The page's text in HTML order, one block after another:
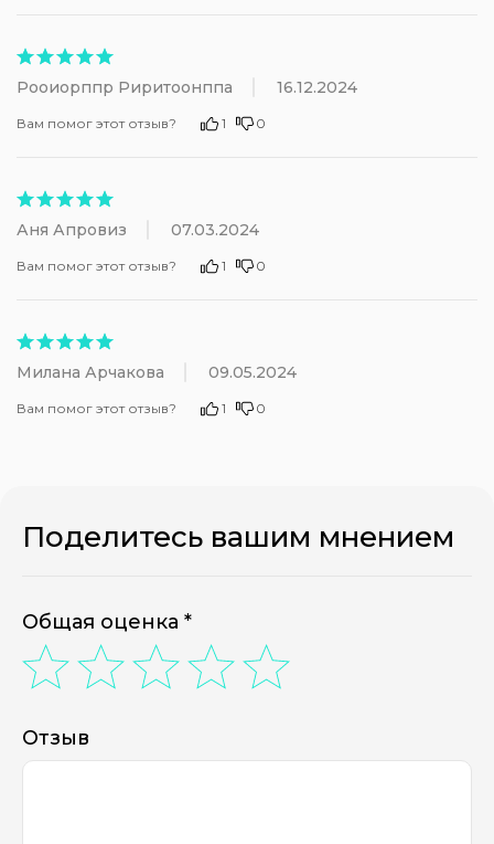
Рооиорппр Риритоонппа 16.12.2024
Вам помог этот отзыв? 1 0
Аня Апровиз 07.03.2024
Вам помог этот отзыв? 1 0
Милана Арчакова 09.05.2024
Вам помог этот отзыв? 1 0
Поделитесь вашим мнением
Общая оценка *
Отзыв